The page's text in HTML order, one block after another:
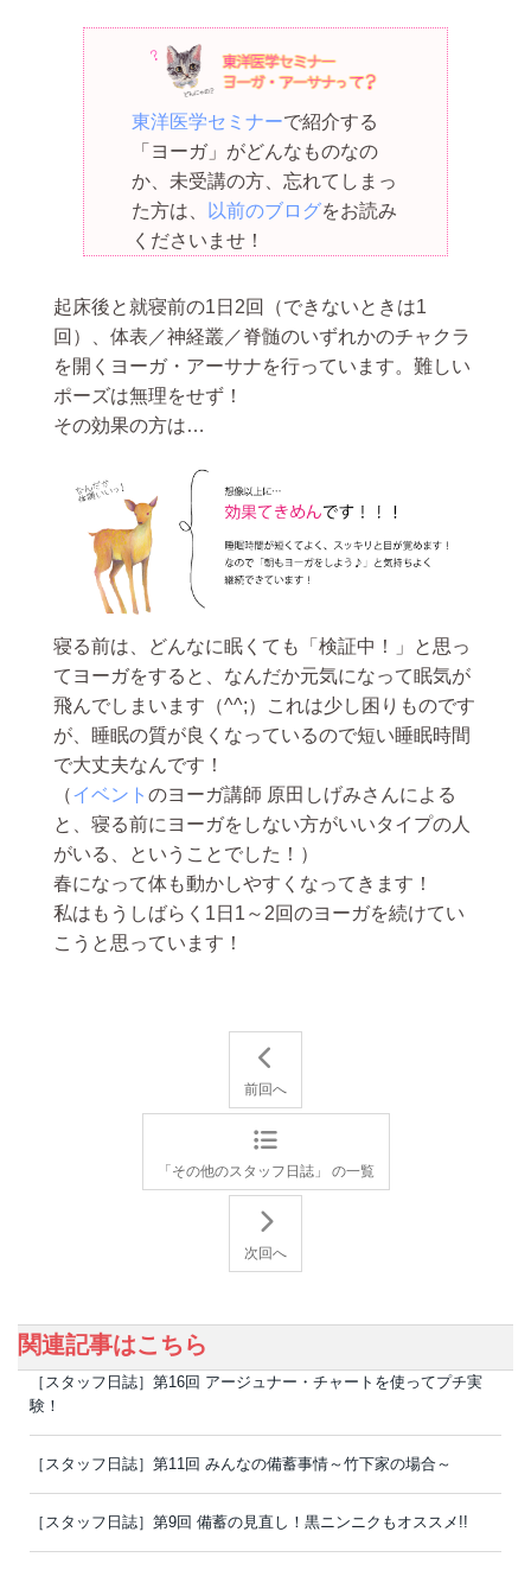
東洋医学セミナーで紹介する
「ヨーガ」がどんなものなの
か、未受講の方、忘れてしまっ
た方は、
以前のブログをお読み
くださいませ！
起床後と就寝前の1日2回（できないときは1
回）、体表／神経叢／脊髄のいずれかのチャクラ
を開くヨーガ・アーサナを行っています。難しい
ポーズは無理をせず！
その効果の方は…
寝る前は、どんなに眠くても「検証中！」と思っ
てヨーガをすると、なんだか元気になって眠気が
飛んでしまいます（^^;）これは少し困りものです
が、睡眠の質が良くなっているので短い睡眠時間
で大丈夫なんです！
（イベント のヨーガ講師 原田しげみさんによる
と、寝る前にヨーガをしない方がいいタイプの人
がいる、ということでした！）
春になって体も動かしやすくなってきます！
私はもうしばらく1日1～2回のヨーガを続けてい
こうと思っています！
前回へ
「その他のスタッフ日誌」 の一覧
次回へ
関連記事はこちら
［スタッフ日誌］第16回 アージュナー・チャートを使ってプチ実
験！
［スタッフ日誌］第11回 みんなの備蓄事情～竹下家の場合～
［スタッフ日誌］第9回 備蓄の見直し！黒ニンニクもオススメ!!